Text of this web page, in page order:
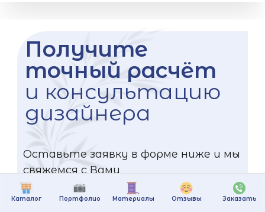
Каталог Портфолио Материалы Отзывы Заказать
Получите
точный расчёт
и консультацию
дизайнера
Оставьте заявку в форме ниже и мы
свяжемся с Вами